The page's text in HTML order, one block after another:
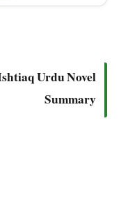
Urdu Novel
Summary